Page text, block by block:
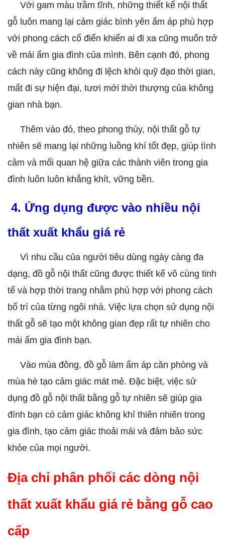
Với gam màu trầm tĩnh, những thiết kế nội thất
gỗ luôn mang lại cảm giác bình yên ấm áp phù hợp
với phong cách cổ điển khiến ai đi xa cũng muốn trở
về mái ấm gia đình của mình. Bên cạnh đó, phong
cách này cũng không đi lệch khỏi quỹ đạo thời gian,
mất đi sự hiện đại, tươi mới thời thượng của không
gian nhà bạn.
Thêm vào đó, theo phong thủy, nội thất gỗ tự
nhiên sẽ mang lại những luồng khí tốt đẹp, giúp tình
cảm và mối quan hệ giữa các thành viên trong gia
đình luôn luôn khắng khít, vững bền.
4. Ứng dụng được vào nhiều nội
thất xuất khẩu giá rẻ
Vì nhu cầu của người tiêu dùng ngày càng đa
dạng, đồ gỗ nội thất cũng được thiết kế vô cùng tinh
tế và hợp thời trang nhằm phù hợp với phong cách
bố trí của từng ngôi nhà. Việc lựa chọn sử dụng nội
thất gỗ sẽ tạo một không gian đẹp rất tự nhiên cho
mái ấm gia đình bạn.
Vào mùa đông, đồ gỗ làm ấm áp căn phòng và
mùa hè tạo cảm giác mát mẻ. Đặc biệt, việc sử
dụng đồ gỗ nội thất bằng gỗ tự nhiên sẽ giúp gia
đình bạn có cảm giác không khí thiên nhiên trong
gia đình, tạo cảm giác thoải mái và đảm bảo sức
khỏe của mọi người.
Địa chỉ phân phối các dòng nội
thất xuất khẩu giá rẻ bằng gỗ cao
cấp